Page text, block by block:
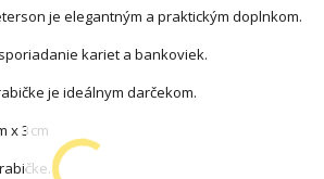
je elegantným a praktickým doplnkom.
kariet a bankoviek.
je ideálnym darčekom.
x 3cm